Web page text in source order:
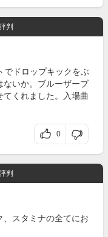
判
でドロップキックをぶ
ないか。ブルーザーブ
くれました。入場曲
0
判
、スタミナの全てにお